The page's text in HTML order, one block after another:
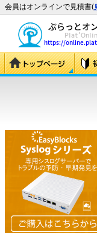
会員はオンラインで見積書(